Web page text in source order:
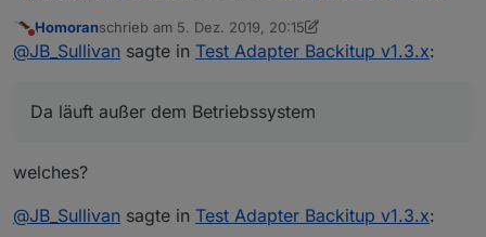
mal F5 oder STRG-F5 gedrückt
Habe ich eben gerade gemacht - nun ist das
Webinterface nicht mehr erreichbar. Ich habe aber
anderes drauf. (Win10 ist vor der Installation von
ioB naürlich auf den letzten Stand gebracht
Nicht stören
Homoranschrieb am 5. Dez. 2019, 20:15
zuletzt editiert von Homoran 12. Mai 2019, 21:17
@JB_Sullivan sagte in Test Adapter Backitup v1.3.x:
Da läuft außer dem Betriebssystem
welches?
@JB_Sullivan sagte in Test Adapter Backitup v1.3.x: